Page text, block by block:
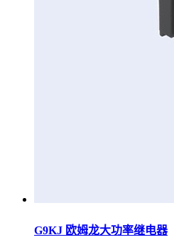
G9KJ 欧姆龙大功率继电器